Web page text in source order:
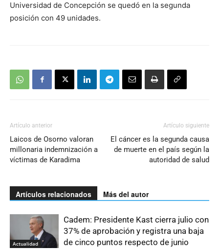
Universidad de Concepción se quedó en la segunda
posición con 49 unidades.
Artículo anterior
Laicos de Osorno valoran
millonaria indemnización a
víctimas de Karadima
Artículo siguiente
El cáncer es la segunda causa
de muerte en el país según la
autoridad de salud
Artículos relacionados Más del autor
Actualidad
Cadem: Presidente Kast cierra julio con
37% de aprobación y registra una baja
de cinco puntos respecto de junio